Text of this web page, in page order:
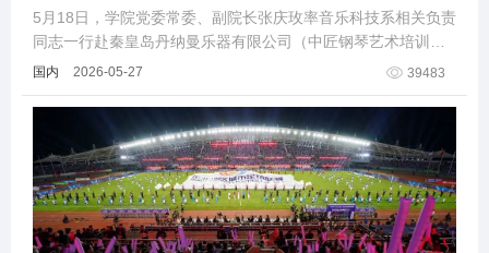
5月18日，学院党委常委、副院长张庆玫率音乐科技系相关负责
同志一行赴秦皇岛丹纳曼乐器有限公司（中匠钢琴艺术培训基
地）开展访企拓岗调研交流。
国内 2026-05-27 39483